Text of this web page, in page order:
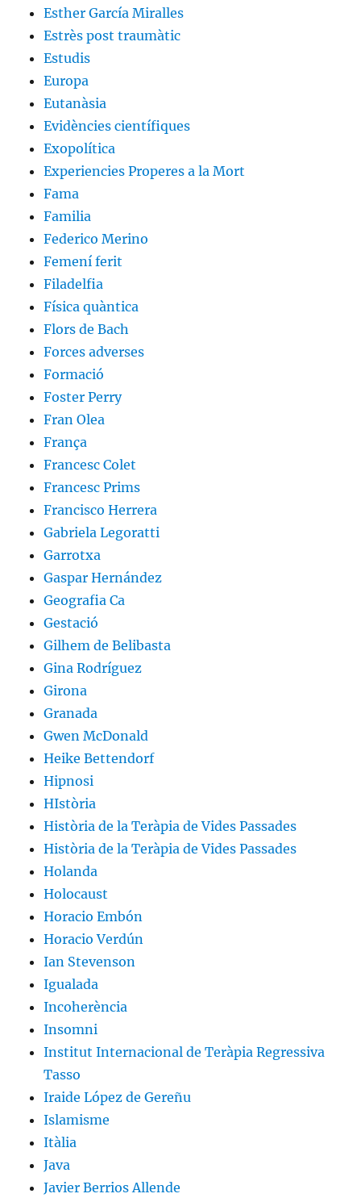
Esther García Miralles
Estrès post traumàtic
Estudis
Europa
Eutanàsia
Evidències científiques
Exopolítica
Experiencies Properes a la Mort
Fama
Familia
Federico Merino
Femení ferit
Filadelfia
Física quàntica
Flors de Bach
Forces adverses
Formació
Foster Perry
Fran Olea
França
Francesc Colet
Francesc Prims
Francisco Herrera
Gabriela Legoratti
Garrotxa
Gaspar Hernández
Geografia Ca
Gestació
Gilhem de Belibasta
Gina Rodríguez
Girona
Granada
Gwen McDonald
Heike Bettendorf
Hipnosi
HIstòria
Història de la Teràpia de Vides Passades
Història de la Teràpia de Vides Passades
Holanda
Holocaust
Horacio Embón
Horacio Verdún
Ian Stevenson
Igualada
Incoherència
Insomni
Institut Internacional de Teràpia Regressiva
Tasso
Iraide López de Gereñu
Islamisme
Itàlia
Java
Javier Berrios Allende